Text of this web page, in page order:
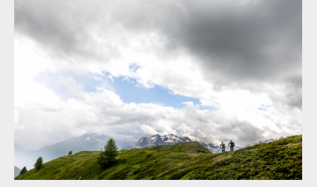
Report: ALLAROUND 2024 - třídenní etapák z Aosty do Aosty -
7600 metrů z kopce na 160 km
Report: ALLAROUND 2024 - třídenní etapák z Aosty do Aosty -
7600 metrů z kopce na 160 km